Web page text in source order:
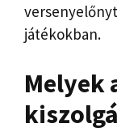
játékokban.
Melyek